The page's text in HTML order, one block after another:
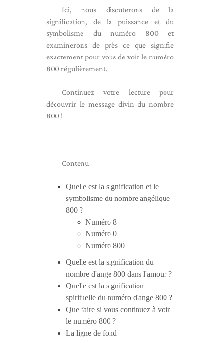
Ici, nous discuterons de la
signification, de la puissance et du
symbolisme du numéro 800 et
examinerons de près ce que signifie
exactement pour vous de voir le numéro
800 régulièrement.
Continuez votre lecture pour
découvrir le message divin du nombre
800 !
Contenu
Quelle est la signification et le
symbolisme du nombre angélique
800 ?
Numéro 8
Numéro 0
Numéro 800
Quelle est la signification du
nombre d'ange 800 dans l'amour ?
Quelle est la signification
spirituelle du numéro d'ange 800 ?
Que faire si vous continuez à voir
le numéro 800 ?
La ligne de fond